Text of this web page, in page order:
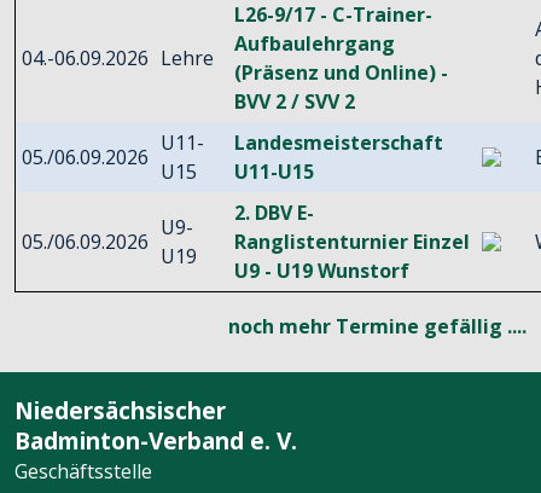
04.-06.09.2026 Lehre
L26-9/17 - C-Trainer-
Aufbaulehrgang
(Präsenz und Online) -
BVV 2 / SVV 2
05./06.09.2026
U11-
U15
Landesmeisterschaft
U11-U15
05./06.09.2026
U9-
U19
2. DBV E-
Ranglistenturnier Einzel
U9 - U19 Wunstorf
noch mehr Termine gefällig ....
Niedersächsischer
Badminton-Verband e. V.
Geschäftsstelle